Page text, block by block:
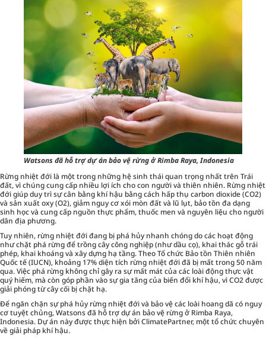
Watsons đã hỗ trợ dự án bảo vệ rừng ở Rimba Raya, Indonesia
Rừng nhiệt đới là một trong những hệ sinh thái quan trọng nhất trên Trái
đất, vì chúng cung cấp nhiều lợi ích cho con người và thiên nhiên. Rừng nhiệt
đới giúp duy trì sự cân bằng khí hậu bằng cách hấp thụ carbon dioxide (CO2)
và sản xuất oxy (O2), giảm nguy cơ xói mòn đất và lũ lụt, bảo tồn đa dạng
sinh học và cung cấp nguồn thực phẩm, thuốc men và nguyên liệu cho người
dân địa phương.
Tuy nhiên, rừng nhiệt đới đang bị phá hủy nhanh chóng do các hoạt động
như chặt phá rừng để trồng cây công nghiệp (như dầu cọ), khai thác gỗ trái
phép, khai khoáng và xây dựng hạ tầng. Theo Tổ chức Bảo tồn Thiên nhiên
Quốc tế (IUCN), khoảng 17% diện tích rừng nhiệt đới đã bị mất trong 50 năm
qua. Việc phá rừng không chỉ gây ra sự mất mát của các loài động thực vật
quý hiếm, mà còn góp phần vào sự gia tăng của biến đổi khí hậu, vì CO2 được
giải phóng từ cây cối bị chặt hạ.
Để ngăn chặn sự phá hủy rừng nhiệt đới và bảo vệ các loài hoang dã có nguy
cơ tuyệt chủng, Watsons đã hỗ trợ dự án bảo vệ rừng ở Rimba Raya,
Indonesia. Dự án này được thực hiện bởi ClimatePartner, một tổ chức chuyên
về giải pháp khí hậu.